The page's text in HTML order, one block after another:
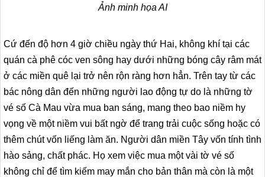
Ảnh minh họa AI
Cứ đến độ hơn 4 giờ chiều ngày thứ Hai, không khí tại các
quán cà phê cóc ven sông hay dưới những bóng cây râm mát
ở các miền quê lại trở nên rộn ràng hơn hẳn. Trên tay từ các
bác nông dân đến những người lao động tự do là những tờ
vé số Cà Mau vừa mua ban sáng, mang theo bao niềm hy
vọng về một niềm vui bất ngờ để trang trải cuộc sống hoặc có
thêm chút vốn liếng làm ăn. Người dân miền Tây vốn tính tình
hào sảng, chất phác. Họ xem việc mua một vài tờ vé số
không chỉ để tìm kiếm may mắn cho bản thân mà còn là một